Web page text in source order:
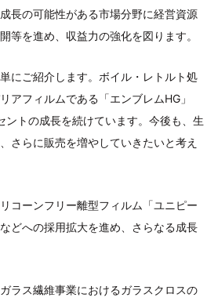
長の可能性がある市場分野に経営資源
等を進め、収益力の強化を図ります。
にご紹介します。ボイル・レトルト処
アフィルムである「エンブレムHG」
ントの成長を続けています。今後も、生
さらに販売を増やしていきたいと考え
コーンフリー離型フィルム「ユニピー
どへの採用拡大を進め、さらなる成長
ラス繊維事業におけるガラスクロスの